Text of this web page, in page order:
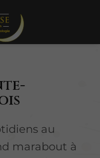
au
marabout à